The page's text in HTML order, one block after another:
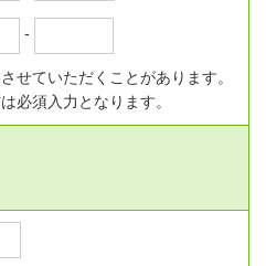
-
せていただくことがあります。
必須入力となります。